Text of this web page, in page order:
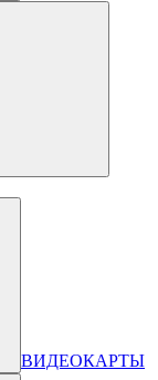
ВИДЕОКАРТЫ